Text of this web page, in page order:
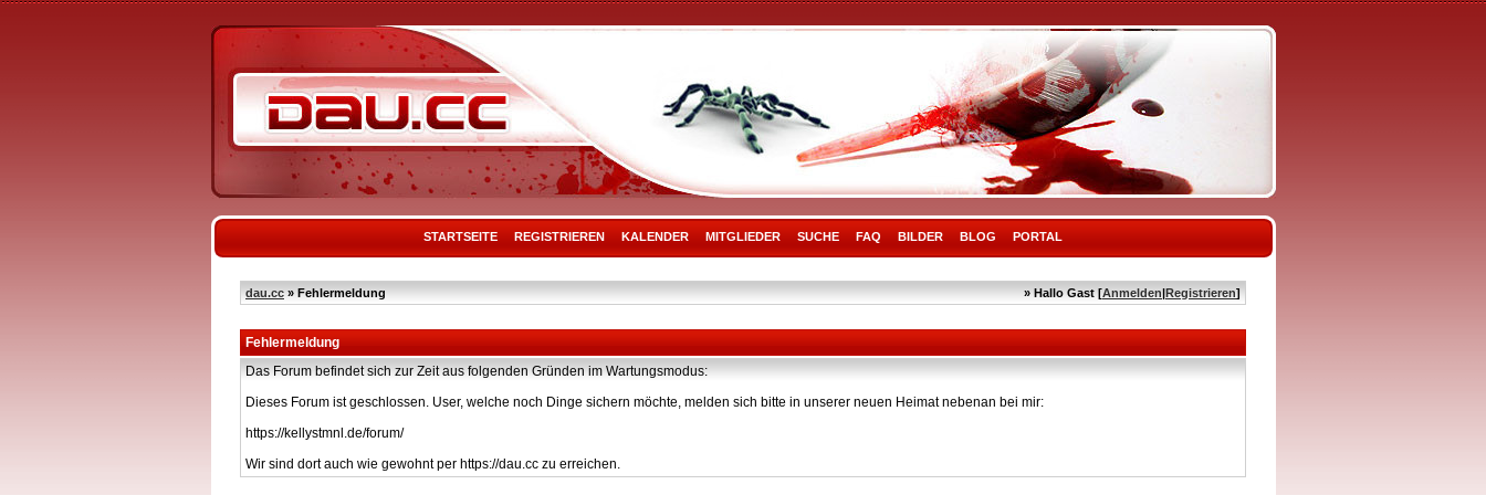
STARTSEITE REGISTRIEREN KALENDER MITGLIEDER SUCHE FAQ BILDER BLOG PORTAL
dau.cc » Fehlermeldung » Hallo Gast [Anmelden|Registrieren]
Fehlermeldung
Das Forum befindet sich zur Zeit aus folgenden Gründen im Wartungsmodus:
Dieses Forum ist geschlossen. User, welche noch Dinge sichern möchte, melden sich bitte in unserer neuen Heimat nebenan bei mir:
https://kellystmnl.de/forum/
Wir sind dort auch wie gewohnt per https://dau.cc zu erreichen.